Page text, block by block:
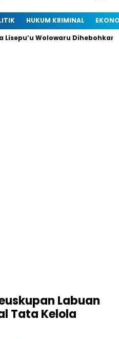
HUKUM KRIMINAL
Wolowaru Dihebohkan
Labuan
Tata Kelola